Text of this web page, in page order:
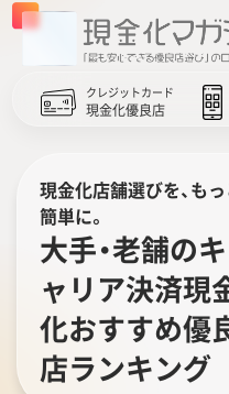
クレジットカード
現金化優良店
現金化店舗選びを、もっ
簡単に。
大手・老舗のキ
ャリア決済現
化おすすめ優
店ランキング